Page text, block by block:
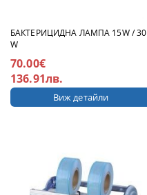
БАКТЕРИЦИДНА ЛАМПА 15W / 30
W
70.00€
136.91лв.
Виж детайли